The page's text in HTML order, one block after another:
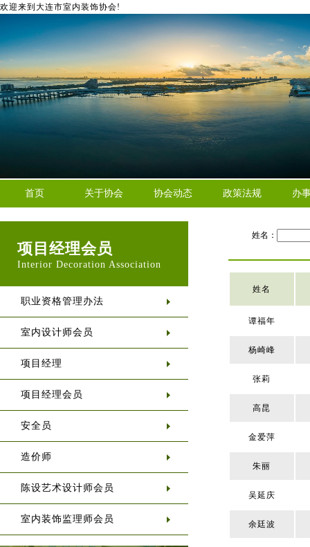
欢迎来到大连市室内装饰协会!
首页 关于协会 协会动态 政策法规 办
项目经理会员
Interior Decoration Association
职业资格管理办法
室内设计师会员
项目经理
项目经理会员
安全员
造价师
陈设艺术设计师会员
室内装饰监理师会员
姓名：
姓名
谭福年
杨崎峰
张莉
高昆
金爱萍
朱丽
吴延庆
余廷波